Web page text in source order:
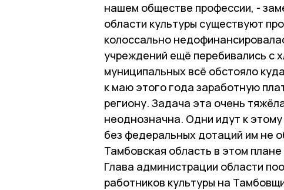
нашем обществе профессии, -
области культуры существуют
колоссально
учреждений ещё перебивались с
муниципальных всё обстояло
к маю этого года заработную
региону. Задача эта очень
неоднозначна. Одни идут к
без федеральных дотаций им не
Тамбовская область в этом
Глава администрации области
работников культуры на